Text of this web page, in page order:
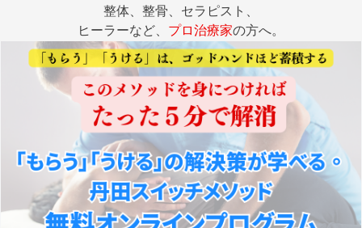
整体、整骨、セラピスト、
ヒーラーなど、
プロ治療家の方へ。